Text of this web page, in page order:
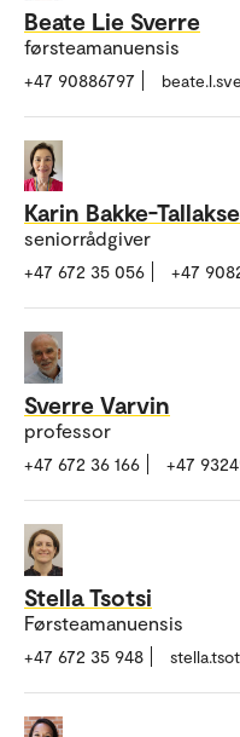
Beate Lie Sverre
førsteamanuensis
+47 90886797
Karin Bakke-
seniorrådgiver
+47 672 35 056 +47
Sverre Varvin
professor
+47 672 36 166 +47
Stella Tsotsi
Førsteamanuensis
+47 672 35 948